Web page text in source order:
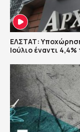
ΕΛΣΤΑΤ:
Ιούλιο έναντι 4,4%